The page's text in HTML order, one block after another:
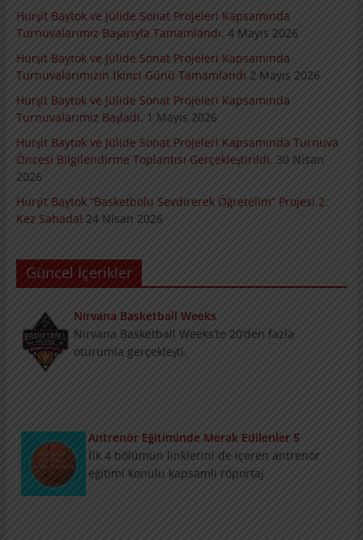
Hurşit Baytok ve Jülide Sonat Projeleri Kapsamında
Turnuvalarımız Başarıyla Tamamlandı. 4 Mayıs 2026
Hurşit Baytok ve Jülide Sonat Projeleri Kapsamında
Turnuvalarımızın İkinci Günü Tamamlandı 2 Mayıs 2026
Hurşit Baytok ve Jülide Sonat Projeleri Kapsamında
Turnuvalarımız Başladı. 1 Mayıs 2026
Hurşit Baytok ve Jülide Sonat Projeleri Kapsamında Turnuva
Öncesi Bilgilendirme Toplantısı Gerçekleştirildi. 30 Nisan
2026
Hurşit Baytok “Basketbolu Sevdirerek Öğretelim” Projesi 2.
Kez Sahada! 24 Nisan 2026
Güncel İçerikler
Nirvana Basketball Weeks
Nirvana Basketball Weeks’te 20’den fazla
oturumla gerçekleşti.
Antrenör Eğitiminde Merak Edilenler 5
İlk 4 bölümün linklerini de içeren antrenör
eğitimi konulu kapsamlı röportaj